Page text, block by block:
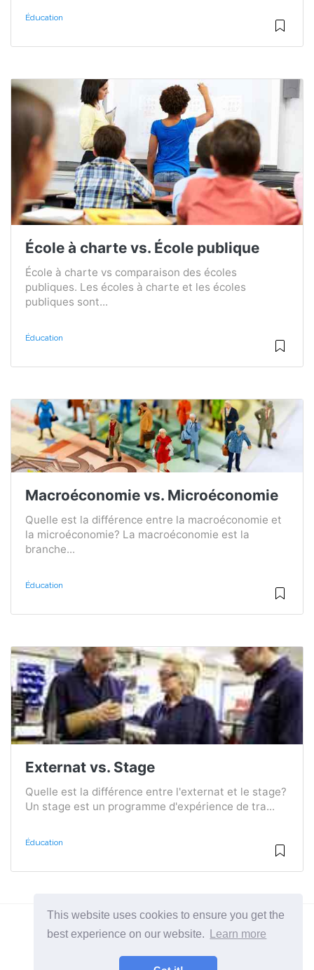
This website uses cookies to ensure you get the
best experience on our website.
Learn more
Éducation
École à charte vs. École publique
École à charte vs comparaison des écoles
publiques. Les écoles à charte et les écoles
publiques sont...
Éducation
Macroéconomie vs. Microéconomie
Quelle est la différence entre la macroéconomie et
la microéconomie? La macroéconomie est la
branche...
Éducation
Externat vs. Stage
Quelle est la différence entre l'externat et le stage?
Un stage est un programme d'expérience de tra...
Éducation
2026 ©Diffexpert